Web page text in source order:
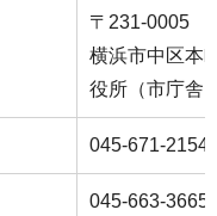
〒231-0005
横浜市中区本
役所（市庁舎
045-671-2154
045-663-3665